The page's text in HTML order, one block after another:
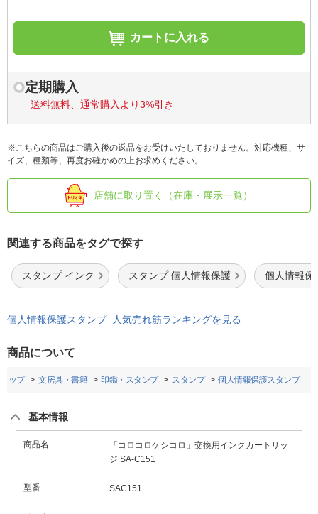
カートに入れる
定期購入
送料無料、通常購入より3%引き
※こちらの商品はご購入後の返品をお受けいたしておりません。対応機種、サ
イズ、種類等、再度お確かめの上お求めください。
店舗に取り置く（在庫・展示一覧）
関連する商品をタグで探す
スタンプ インク スタンプ 個人情報保護 個人情報保
個人情報保護スタンプ 人気売れ筋ランキングを見る
商品について
トップ 文房具・書籍 印鑑・スタンプ スタンプ 個人情報保護スタンプ
基本情報
商品名
「コロコロケシコロ」交換用インクカートリッ
ジ SA-C151
型番 SAC151